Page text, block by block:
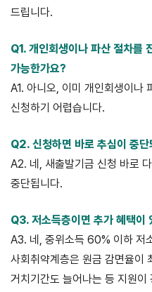
드립니다.
Q1. 개인회생이나 파산 절차를
가능한가요?
A1. 아니오, 이미 개인회생이나
신청하기 어렵습니다.
Q2. 신청하면 바로 추심이 중단
A2. 네, 새출발기금 신청 바로
중단됩니다.
Q3. 저소득층이면 추가 혜택이
A3. 네, 중위소득 60% 이하 저
사회취약계층은 원금 감면율이
거치기간도 늘어나는 등 지원이